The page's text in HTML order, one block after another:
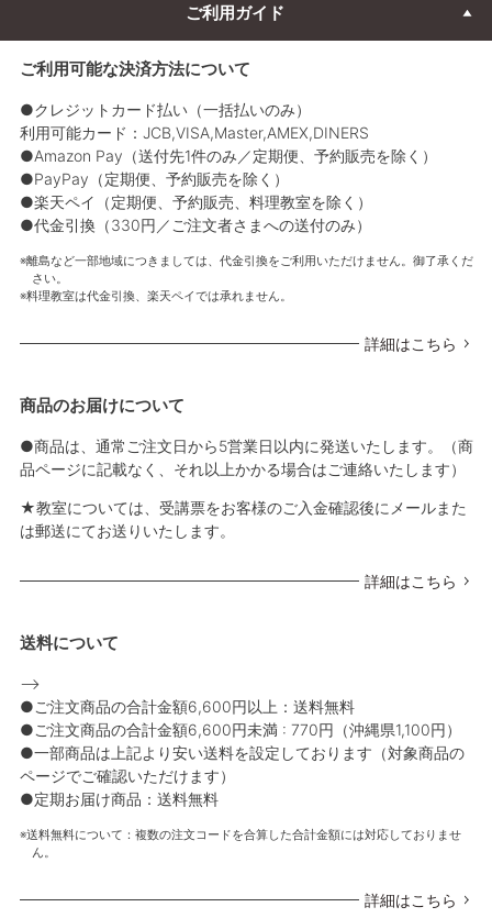
ご利用ガイド
ご利用可能な決済方法について
●クレジットカード払い（一括払いのみ）
利用可能カード：JCB,VISA,Master,AMEX,DINERS
●Amazon Pay（送付先1件のみ／定期便、予約販売を除く）
●PayPay（定期便、予約販売を除く）
●楽天ペイ（定期便、予約販売、料理教室を除く）
●代金引換（330円／ご注文者さまへの送付のみ）
離島など一部地域につきましては、代金引換をご利用いただけません。御了承くだ
さい。
料理教室は代金引換、楽天ペイでは承れません。
詳細はこちら
商品のお届けについて
●商品は、通常ご注文日から5営業日以内に発送いたします。（商
品ページに記載なく、それ以上かかる場合はご連絡いたします）
★教室については、受講票をお客様のご入金確認後にメールまた
は郵送にてお送りいたします。
詳細はこちら
送料について
-->
●ご注文商品の合計金額6,600円以上：送料無料
●ご注文商品の合計金額6,600円未満 : 770円（沖縄県1,100円）
●一部商品は上記より安い送料を設定しております（対象商品の
ページでご確認いただけます）
●定期お届け商品：送料無料
送料無料について：複数の注文コードを合算した合計金額には対応しておりませ
ん。
詳細はこちら